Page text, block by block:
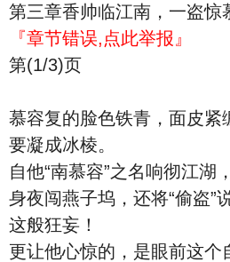
第三章香帅临江南，一盗惊
『章节错误,点此举报』
第(1/3)页
慕容复的脸色铁青，面皮紧
要凝成冰棱。
自他“南慕容”之名响彻江湖
身夜闯燕子坞，还将“偷盗”
这般狂妄！
更让他心惊的，是眼前这个